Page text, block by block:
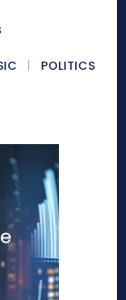
POLITICS